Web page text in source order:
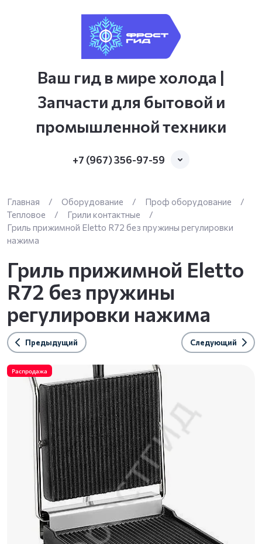
Ваш гид в мире холода |
Запчасти для бытовой и
промышленной техники
+7 (967) 356-97-59
Главная / Оборудование / Проф оборудование
/
Тепловое
/ Грили контактные
/
Гриль прижимной Eletto R72 без пружины регулировки
нажима
Гриль прижимной Eletto
R72 без пружины
регулировки нажима
Предыдущий Следующий
Распродажа